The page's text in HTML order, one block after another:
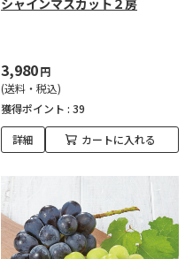
シャインマスカット２房
3,980円
(送料・税込)
獲得ポイント : 39
詳細 カートに入れる